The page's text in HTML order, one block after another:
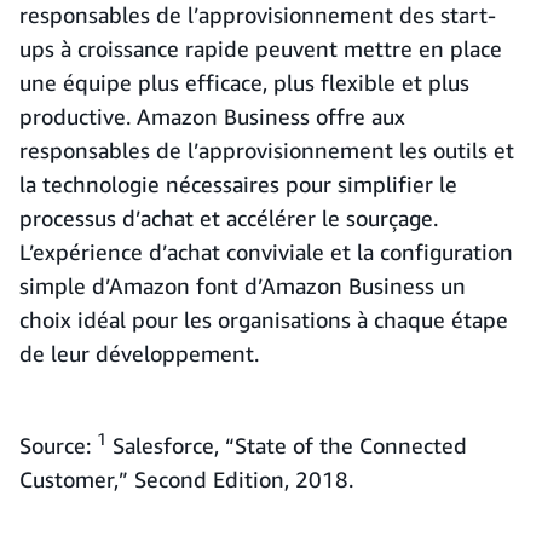
responsables de l’approvisionnement des start-
ups à croissance rapide peuvent mettre en place
une équipe plus efficace, plus flexible et plus
productive. Amazon Business offre aux
responsables de l’approvisionnement les outils et
la technologie nécessaires pour simplifier le
processus d’achat et accélérer le sourçage.
L’expérience d’achat conviviale et la configuration
simple d’Amazon font d’Amazon Business un
choix idéal pour les organisations à chaque étape
de leur développement.
Source: 1 Salesforce, “State of the Connected
Customer,” Second Edition, 2018.